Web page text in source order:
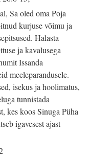
Sa oled oma Poja
kurjuse võimu ja
Halasta
ja kavalusega
Issanda
meeleparandusele.
isekus ja hoolimatus,
tunnistada
kes koos Sinuga Püha
igavesest ajast